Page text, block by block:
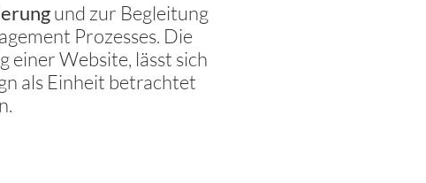
und zur Begleitung
Prozesses. Die
einer Website, lässt sich
als Einheit betrachtet